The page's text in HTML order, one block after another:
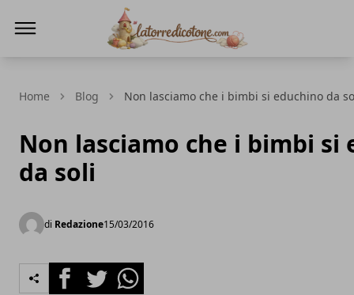
Home Blog Non lasciamo che i bimbi si educhino da
Non lasciamo che i bimbi si
da soli
di Redazione15/03/2016
FacebookTwitterWhatsapp